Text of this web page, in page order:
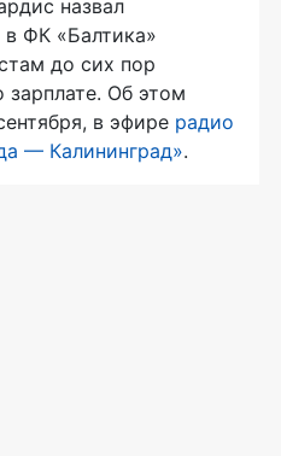
назвал
ФК «Балтика»
до сих пор
зарплате. Об этом
в эфире радио
— Калининград».